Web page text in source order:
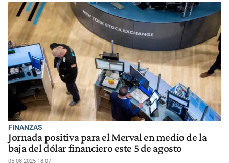
FINANZAS
Jornada positiva para el Merval en medio de la
baja del dólar financiero este 5 de agosto
05-08-2025 18:07